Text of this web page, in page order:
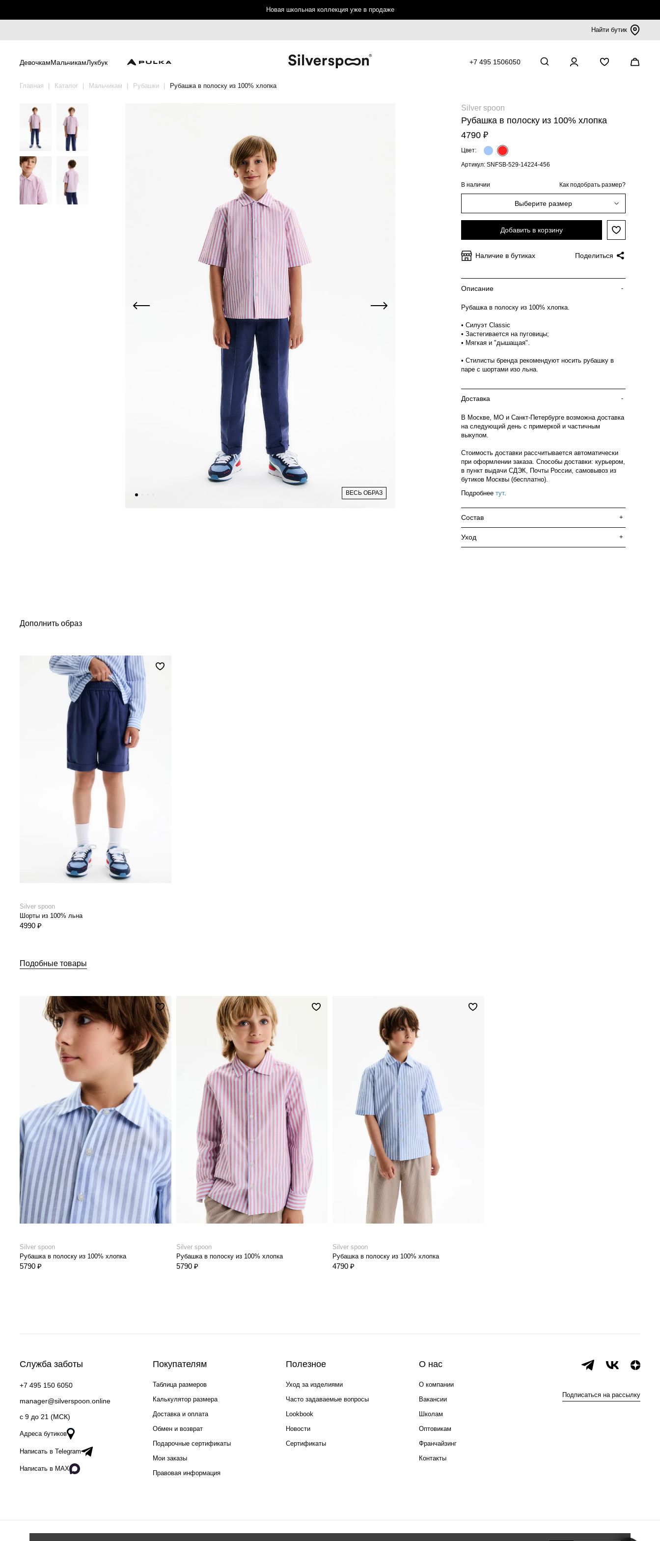
Новая школьная коллекция уже в продаже
Найти бутик
ДевочкамМальчикамЛукбук +7 495 1506050
Главная Каталог Мальчикам Рубашки Рубашка в полоску из 100% хлопка
ВЕСЬ ОБРАЗ
Silver spoon
Рубашка в полоску из 100% хлопка
4790 ₽
Цвет:
Артикул: SNFSB-529-14224-456
В наличии Как подобрать размер?
Выберите размер
Добавить в корзину
Наличие в бутиках Поделиться
Описание -
Рубашка в полоску из 100% хлопка.
• Силуэт Classic
• Застегивается на пуговицы;
• Мягкая и "дышащая".
• Стилисты бренда рекомендуют носить рубашку в
паре с шортами изо льна.
Доставка -
В Москве, МО и Санкт-Петербурге возможна доставка
на следующий день с примеркой и частичным
выкупом.
Стоимость доставки рассчитывается автоматически
при оформлении заказа. Способы доставки: курьером,
в пункт выдачи СДЭК, Почты России, самовывоз из
бутиков Москвы (бесплатно).
Подробнее тут.
Состав +
Уход +
Дополнить образ
Silver spoon
Шорты из 100% льна
4990 ₽
Подобные товары
Silver spoon
Рубашка в полоску из 100% хлопка
5790 ₽
Silver spoon
Рубашка в полоску из 100% хлопка
5790 ₽
Silver spoon
Рубашка в полоску из 100% хлопка
4790 ₽
Служба заботы
+7 495 150 6050
manager@silverspoon.online
c 9 до 21 (МСК)
Адреса бутиков
Написать в Telegram
Написать в MAX
Покупателям
Таблица размеров
Калькулятор размера
Доставка и оплата
Обмен и возврат
Подарочные сертификаты
Мои заказы
Правовая информация
Полезное
Уход за изделиями
Часто задаваемые вопросы
Lookbook
Новости
Сертификаты
О нас
О компании
Вакансии
Школам
Оптовикам
Франчайзинг
Контакты
Подписаться на рассылку